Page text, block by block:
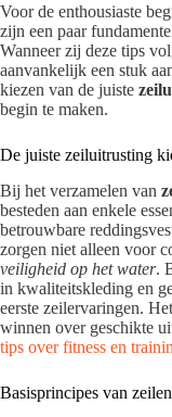
Voor de enthousiaste
zijn een paar
Wanneer zij deze tips
aanvankelijk een stuk
kiezen van de juiste
begin te maken.
De juiste zeiluitrusting
Bij het verzamelen van
besteden aan enkele
betrouwbare
zorgen niet alleen voor
veiligheid op het water.
in kwaliteitskleding en
eerste zeilervaringen.
winnen over geschikte
tips over fitness en
Basisprincipes van